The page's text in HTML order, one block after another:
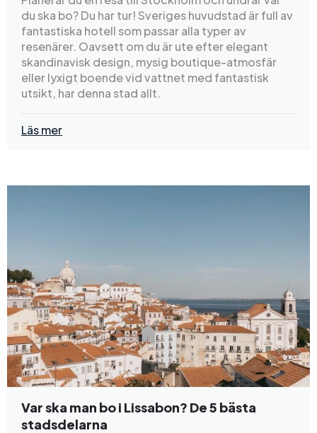
du ska bo? Du har tur! Sveriges huvudstad är full av
fantastiska hotell som passar alla typer av
resenärer. Oavsett om du är ute efter elegant
skandinavisk design, mysig boutique-atmosfär
eller lyxigt boende vid vattnet med fantastisk
utsikt, har denna stad allt.
Läs mer
Var ska man bo i Lissabon? De 5 bästa
stadsdelarna